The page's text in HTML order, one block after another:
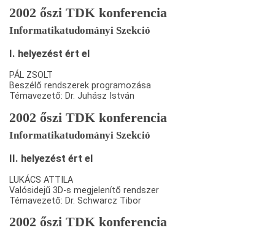
2002 őszi TDK konferencia
Informatikatudományi Szekció
I. helyezést ért el
PÁL ZSOLT
Beszélő rendszerek programozása
Témavezető: Dr. Juhász István
2002 őszi TDK konferencia
Informatikatudományi Szekció
II. helyezést ért el
LUKÁCS ATTILA
Valósidejű 3D-s megjelenítő rendszer
Témavezető: Dr. Schwarcz Tibor
2002 őszi TDK konferencia